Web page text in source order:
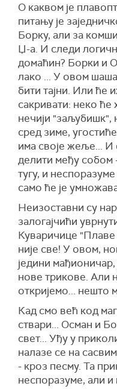
О каквом је
питању је
Борку, али за
Џ-а. И следи
домаћин? Борки и
лако ... У овом
бити тајни. Или ће
сакривати: неко ће
нечији "заљубишк",
сред зиме,
има своје жеље... И
делити међу
тугу, и
само ће је
Неизоставни су
залогајчићи
Куваричице "Плаве
није све! У овом,
једини
нове трикове. Али
откријемо... нешто
Кад смо већ код
ствари... Осман и
свет... Уђу у
налазе се на
- кроз песму. Та
неспоразуме, али